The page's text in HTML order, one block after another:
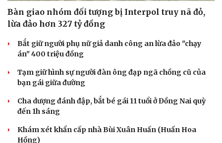
Bàn giao nhóm đối tượng bị Interpol truy nã đỏ,
lừa đảo hơn 327 tỷ đồng
Bắt giữ người phụ nữ giả danh công an lừa đảo "chạy
án" 400 triệu đồng
Tạm giữ hình sự người đàn ông đạp ngã chồng cũ của
bạn gái giữa đường
Cha dượng đánh đập, bắt bé gái 11 tuổi ở Đồng Nai quỳ
đến 1h sáng
Khám xét khẩn cấp nhà Bùi Xuân Huấn (Huấn Hoa
Hồng)